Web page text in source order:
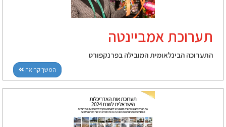
תערוכת אמביינטה
התערוכה הבינלאומית המובילה בפרנקפורט
המשך קריאה